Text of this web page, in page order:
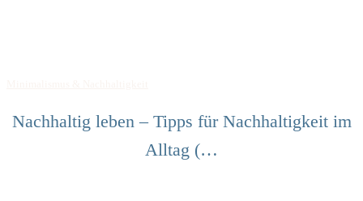
Nachhaltig leben – Tipps für Nachhaltigkeit im
Alltag (…